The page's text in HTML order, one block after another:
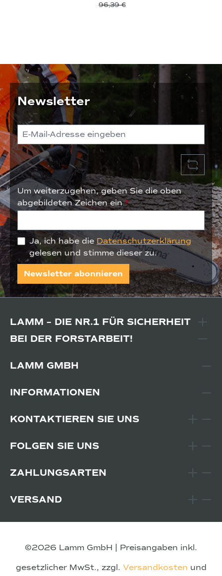
96,39 €
Newsletter
Um weiterzugehen, geben Sie die oben
abgebildeten Zeichen ein*
Ja, ich habe die Datenschutzerklärung
gelesen und stimme dieser zu.
Newsletter abonnieren
LAMM – DIE NR.1 FÜR SICHERHEIT
BEI DER FORSTARBEIT!
LAMM GMBH
INFORMATIONEN
KONTAKTIEREN SIE UNS
FOLGEN SIE UNS
ZAHLUNGSARTEN
VERSAND
©2026 Lamm GmbH | Preisangaben inkl.
gesetzlicher MwSt., zzgl. Versandkosten und